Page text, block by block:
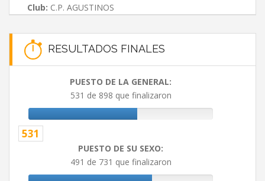
Club: C.P. AGUSTINOS
RESULTADOS FINALES
PUESTO DE LA GENERAL:
531 de 898 que finalizaron
531
PUESTO DE SU SEXO:
491 de 731 que finalizaron